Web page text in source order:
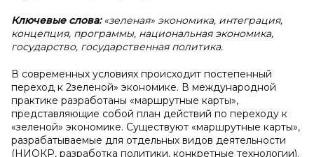
Ключевые слова:«зеленая» экономика, интеграция,
концепция, программы, национальная экономика,
государство, государственная политика.
В современных условиях происходит постепенный
переход к 2зеленой» экономике. В международной
практике разработаны «маршрутные карты»,
представляющие собой план действий по переходу к
«зеленой» экономике. Существуют «маршрутные карты»,
разрабатываемые для отдельных видов деятельности
(НИОКР, разработка политики, конкретные технологии).